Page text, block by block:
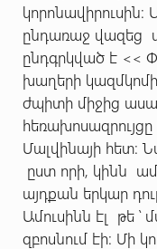
կորոնավիրուսին։
ընդառաջ վազեց
ընդգրկված է <<
խաղերի
ժպիտի միջից
հեռախոսազրույցը
Մալվինայի հետ։
ըստ որի, կինն
այդքան երկար
Ամուսինն էլ թե ՝
զբոսնում էի։ Մի